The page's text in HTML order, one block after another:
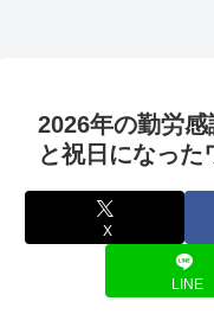
2026年の勤労
と祝日になった
X
LINE